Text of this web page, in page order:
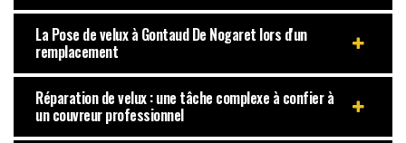
La Pose de velux à Gontaud De Nogaret lors d'un
remplacement
Réparation de velux : une tâche complexe à confier à
un couvreur professionnel